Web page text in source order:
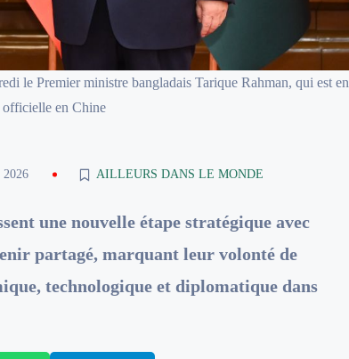
le Premier ministre bangladais Tarique Rahman, qui est en
en Chine
2026 AILLEURS DANS LE MONDE
une nouvelle étape stratégique avec
partagé, marquant leur volonté de
technologique et diplomatique dans